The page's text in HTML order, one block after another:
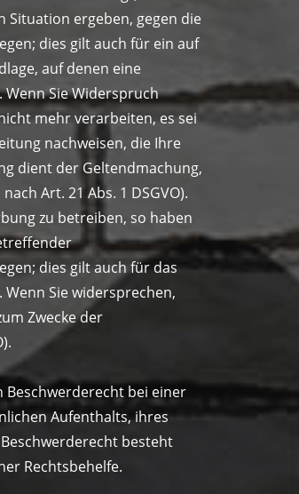
Situation ergeben, gegen die
dies gilt auch für ein auf
auf denen eine
Sie Widerspruch
mehr verarbeiten, es sei
nachweisen, die Ihre
dient der Geltendmachung,
Art. 21 Abs. 1 DSGVO).
zu betreiben, so haben
dies gilt auch für das
Sie widersprechen,
Zwecke der
Beschwerderecht bei einer
Aufenthalts, ihres
besteht
Rechtsbehelfe.